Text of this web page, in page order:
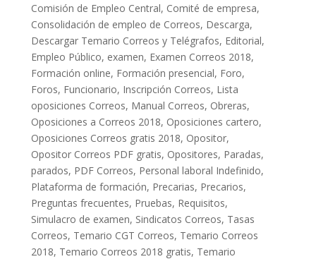
Comisión de Empleo Central, Comité de empresa,
Consolidación de empleo de Correos, Descarga,
Descargar Temario Correos y Telégrafos, Editorial,
Empleo Público, examen, Examen Correos 2018,
Formación online, Formación presencial, Foro,
Foros, Funcionario, Inscripción Correos, Lista
oposiciones Correos, Manual Correos, Obreras,
Oposiciones a Correos 2018, Oposiciones cartero,
Oposiciones Correos gratis 2018, Opositor,
Opositor Correos PDF gratis, Opositores, Paradas,
parados, PDF Correos, Personal laboral Indefinido,
Plataforma de formación, Precarias, Precarios,
Preguntas frecuentes, Pruebas, Requisitos,
Simulacro de examen, Sindicatos Correos, Tasas
Correos, Temario CGT Correos, Temario Correos
2018, Temario Correos 2018 gratis, Temario